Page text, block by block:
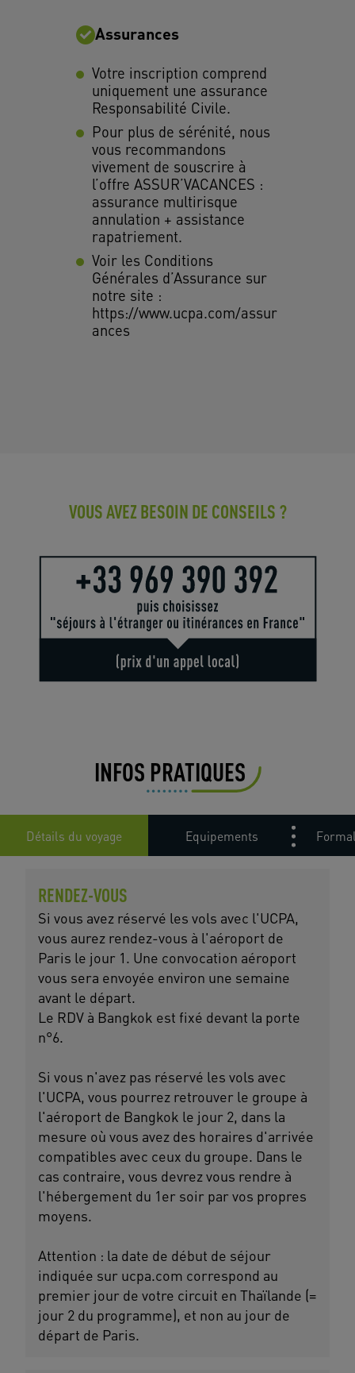
Assurances
Votre inscription comprend
uniquement une assurance
Responsabilité Civile.
Pour plus de sérénité, nous
vous recommandons
vivement de souscrire à
l’offre ASSUR’VACANCES :
assurance multirisque
annulation + assistance
rapatriement.
Voir les Conditions
Générales d’Assurance sur
notre site :
https://www.ucpa.com/assur
ances
VOUS AVEZ BESOIN DE CONSEILS ?
INFOS PRATIQUES
Détails du voyage Equipements
RENDEZ-VOUS
Si vous avez réservé les vols avec l'UCPA,
vous aurez rendez-vous à l'aéroport de
Paris le jour 1. Une convocation aéroport
vous sera envoyée environ une semaine
avant le départ.
Le RDV à Bangkok est fixé devant la porte
n°6.
Si vous n'avez pas réservé les vols avec
l'UCPA, vous pourrez retrouver le groupe à
l'aéroport de Bangkok le jour 2, dans la
mesure où vous avez des horaires d'arrivée
compatibles avec ceux du groupe. Dans le
cas contraire, vous devrez vous rendre à
l'hébergement du 1er soir par vos propres
moyens.
Attention : la date de début de séjour
indiquée sur ucpa.com correspond au
premier jour de votre circuit en Thaïlande (=
jour 2 du programme), et non au jour de
départ de Paris.